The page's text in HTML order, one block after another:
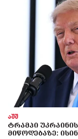
აშშ
ᲢᲠᲐᲛᲞᲘ
ᲛᲘᲬᲝᲓᲔᲑᲐᲖᲔ: